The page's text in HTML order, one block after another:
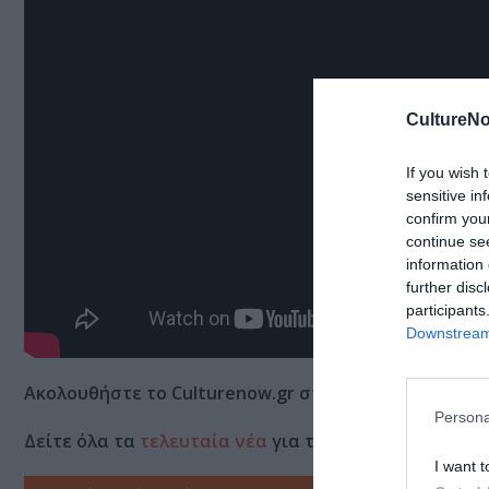
If you wish
sensitive
confirm
continue
information
further
I want
Ακολουθήστε το Culturenow.gr στο
Δείτε όλα τα τελευταία νέα για την Τέχνη και τον